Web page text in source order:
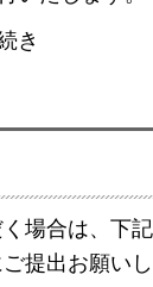
き
場合は、下
提出お願いし